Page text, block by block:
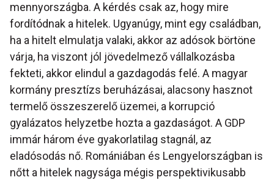
mennyországba. A kérdés csak az, hogy mire
fordítódnak a hitelek. Ugyanúgy, mint egy családban,
ha a hitelt elmulatja valaki, akkor az adósok börtöne
várja, ha viszont jól jövedelmező vállalkozásba
fekteti, akkor elindul a gazdagodás felé. A magyar
kormány presztízs beruházásai, alacsony hasznot
termelő összeszerelő üzemei, a korrupció
gyalázatos helyzetbe hozta a gazdaságot. A GDP
immár három éve gyakorlatilag stagnál, az
eladósodás nő. Romániában és Lengyelországban is
nőtt a hitelek nagysága mégis perspektivikusabb